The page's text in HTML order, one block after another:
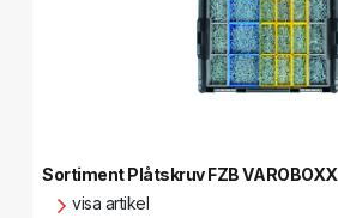
Sortiment Plåtskruv FZB VAROBOXX
visa artikel